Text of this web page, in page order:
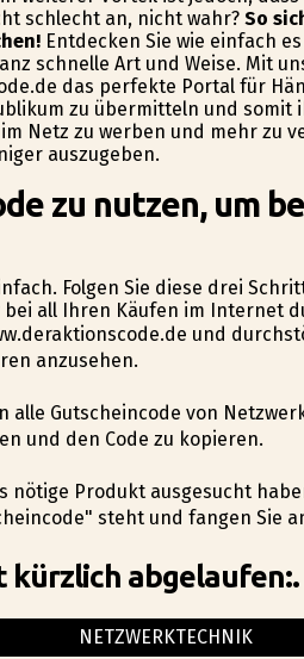
schlecht an, nicht wahr? So
Entdecken Sie wie einfach
schnelle Art und Weise. Mit
das perfekte Portal für
zu übermitteln und somit
Netz zu werben und mehr zu
auszugeben.
zu nutzen, um
Folgen Sie diese drei
all Ihren Käufen im Internet
und
anzusehen.
alle Gutscheincode von
und den Code zu kopieren.
Produkt ausgesucht
steht und fangen Sie
kürzlich abgelaufen:.
NETZWERKTECHNIK